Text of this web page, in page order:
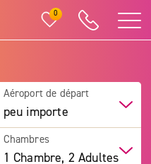
0
Aéroport de départ
peu importe
Chambres
1 Chambre, 2 Adultes